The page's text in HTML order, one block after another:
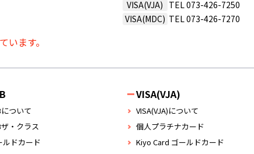
VISA(VJA) TEL073-426-7250
VISA(MDC) TEL073-426-7270
います。
について
・クラス
ルドカード
VISA(VJA)
VISA(VJA)について
個人プラチナカード
Kiyo Card ゴールドカード